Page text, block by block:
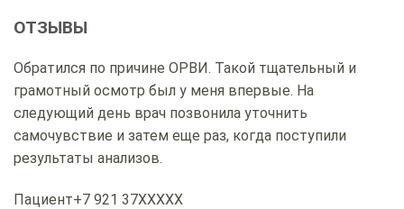
ОТЗЫВЫ
Обратился по причине ОРВИ. Такой тщательный и
грамотный осмотр был у меня впервые. На
следующий день врач позвонила уточнить
самочувствие и затем еще раз, когда поступили
результаты анализов​.
Пациент+7 921 37XXXXX